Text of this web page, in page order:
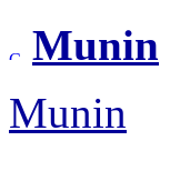
Munin
Munin